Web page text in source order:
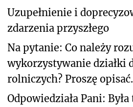
Uzupełnienie i
zdarzenia przyszłego
Na pytanie: Co należy
wykorzystywanie działki
rolniczych? Proszę opisać.
Odpowiedziała Pani: